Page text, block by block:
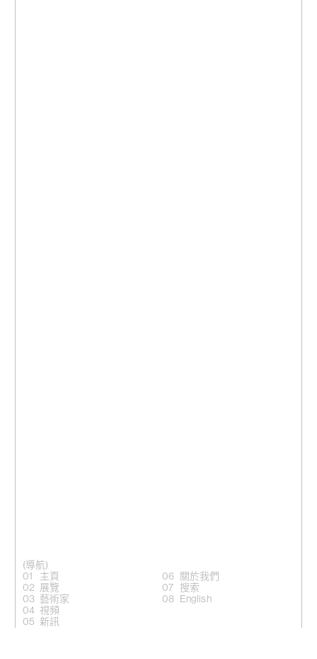
(導航)
主頁
展覽
藝術家
視頻
新訊
關於我們
搜索
English